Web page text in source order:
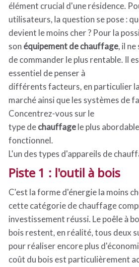
élément crucial d'une résidence.
utilisateurs, la question se pose :
devient le moins cher ? Pour la
son équipement de chauffage, il
de commander le plus rentable. Il
essentiel de penser à
différents facteurs, en particulier
marché ainsi que les systèmes de
Concentrez-vous sur le
type dechauffagele plus
fonctionnel.
L'un des types d'appareils de
Piste 1 : l'outil à bois
C'est la forme d'énergie la moins
cette catégorie de chauffage
investissement réussi. Le poêle à
bois restent, en réalité, tous deux
pour réaliser encore plus
coût du bois est particulièrement